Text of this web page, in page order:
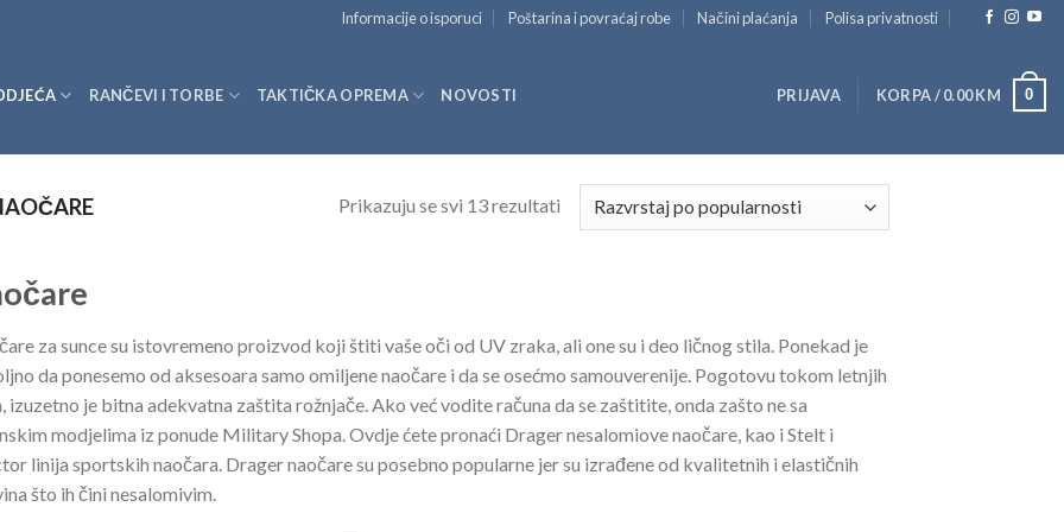
Informacije o isporuci Poštarina i povraćaj robe Načini plaćanja Polisa privatnosti
RANČEVI I TORBE TAKTIČKA OPREMA NOVOSTI PRIJAVA KORPA /0.00KM 0
Prikazuju se svi 13 rezultati
za sunce su istovremeno proizvod koji štiti vaše oči od UV zraka, ali one su i deo ličnog stila. Ponekad je
da ponesemo od aksesoara samo omiljene naočare i da se osećmo samouverenije. Pogotovu tokom letnjih
izuzetno je bitna adekvatna zaštita rožnjače. Ako već vodite računa da se zaštitite, onda zašto ne sa
modjelima iz ponude Military Shopa. Ovdje ćete pronaći Drager nesalomiove naočare, kao i Stelt i
linija sportskih naočara. Drager naočare su posebno popularne jer su izrađene od kvalitetnih i elastičnih
što ih čini nesalomivim.